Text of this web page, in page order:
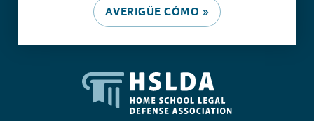
AVERIGÜE CÓMO »